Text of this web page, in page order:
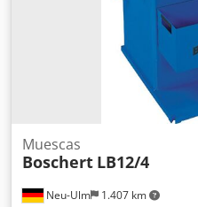
Neu-Ulm 1.407 km
Muescas
Boschert LB12/4